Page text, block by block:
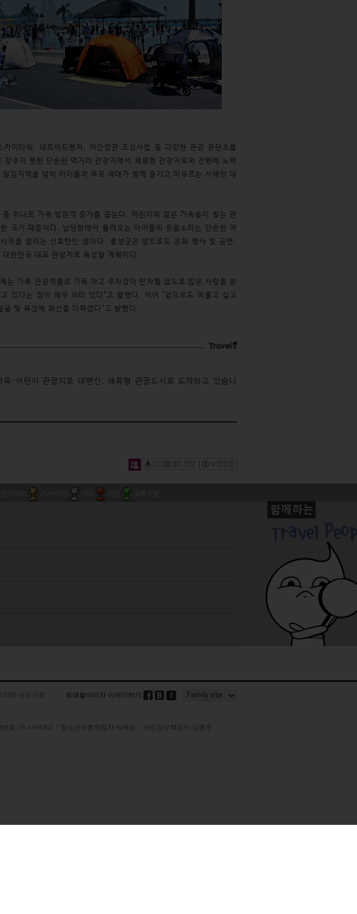
이타워, 네트어드벤처, 야간경관 조성사업 등 다양한 관광 콘텐츠를
추지 못한 단순한 먹거리 관광지에서 체류형 관광지로의 전환에 노력
집지역을 넘어 아이들과 부모 세대가 함께 즐기고 머무르는 서해안 대
하나로 가족 방문객 증가를 꼽는다. 어린이와 젊은 가족층이 찾는 관
크기 때문이다. 남당항에서 들려오는 아이들의 웃음소리는 단순한 여
작을 알리는 신호탄인 셈이다. 홍성군은 앞으로도 문화 행사 및 공연,
한민국 대표 관광지로 육성할 계획이다.
는 가족 관광객들로 가득 차고 주차장이 만차될 정도로 많은 사랑을 받
있다는 점이 매우 의미 있다"고 말했다. 이어 "앞으로도 머물고 싶고
및 육성에 최선을 다하겠다"고 밝혔다.
·어린이 관광지로 대변신, 체류형 관광도시로 도약하고 있습니
자체 보도자료 트래블아이와 이야기하기
번호:10-1494363 청소년보호책임자:박옥란
개인정보책임자:김종운